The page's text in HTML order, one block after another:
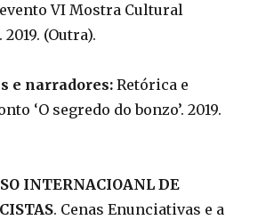
VI Mostra Cultural
(Outra).
e narradores:Retórica e
‘O segredo do bonzo’. 2019.
INTERNACIOANL DE
. Cenas Enunciativas e a